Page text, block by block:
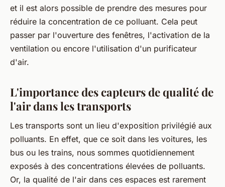
et il est alors possible de prendre des mesures pour
réduire la concentration de ce polluant. Cela peut
passer par l'ouverture des fenêtres, l'activation de la
ventilation ou encore l'utilisation d'un purificateur
d'air.
L'importance des capteurs de qualité de
l'air dans les transports
Les transports sont un lieu d'exposition privilégié aux
polluants. En effet, que ce soit dans les voitures, les
bus ou les trains, nous sommes quotidiennement
exposés à des concentrations élevées de polluants.
Or, la qualité de l'air dans ces espaces est rarement